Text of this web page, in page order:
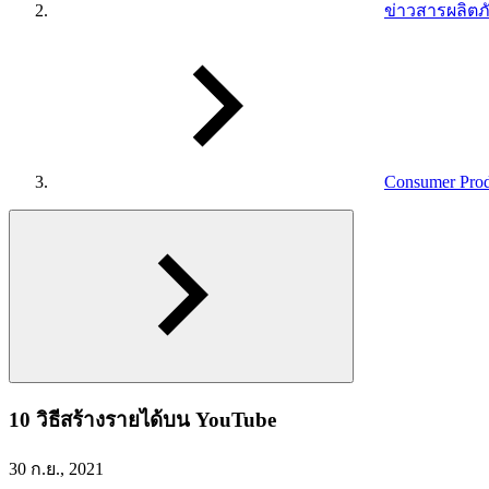
ข่าวสารผลิ
Consumer
10 วิธีสร้างรายได้บน YouTube
30 ก.ย., 2021